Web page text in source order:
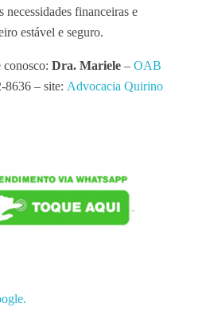
necessidades financeiras e
estável e seguro.
conosco: Dra. Mariele – OAB
8636 – site: Advocacia Quirino